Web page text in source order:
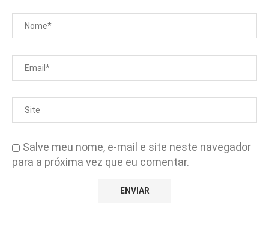
Salve meu nome, e-mail e site neste navegador
para a próxima vez que eu comentar.